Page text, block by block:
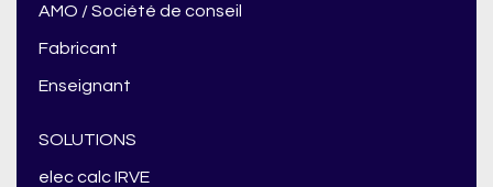
AMO / Société de conseil
Fabricant
Enseignant
SOLUTIONS
elec calc IRVE